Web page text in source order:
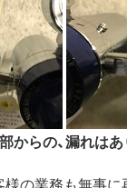
からの、漏れは
様の業務も無事